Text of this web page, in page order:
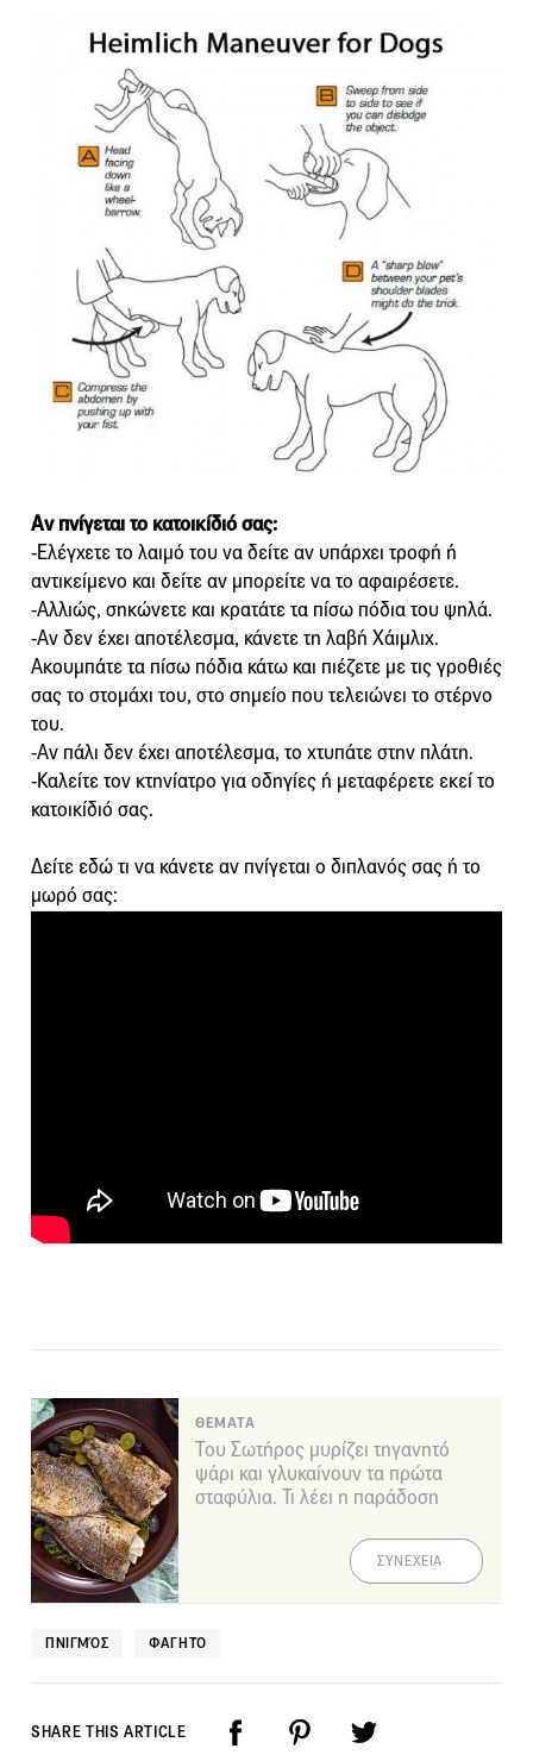
Αν πνίγεται το κατοικίδιό σας:
-Ελέγχετε το λαιμό του να δείτε αν υπάρχει τροφή ή
αντικείμενο και δείτε αν μπορείτε να το αφαιρέσετε.
-Αλλιώς, σηκώνετε και κρατάτε τα πίσω πόδια του ψηλά.
-Αν δεν έχει αποτέλεσμα, κάνετε τη λαβή Χάιμλιχ.
Ακουμπάτε τα πίσω πόδια κάτω και πιέζετε με τις γροθιές
σας το στομάχι του, στο σημείο που τελειώνει το στέρνο
του.
-Αν πάλι δεν έχει αποτέλεσμα, το χτυπάτε στην πλάτη.
-Καλείτε τον κτηνίατρο για οδηγίες ή μεταφέρετε εκεί το
κατοικίδιό σας.
Δείτε εδώ τι να κάνετε αν πνίγεται ο διπλανός σας ή το
μωρό σας:
ΘΕΜΑΤΑ
Του Σωτήρος μυρίζει τηγανητό
ψάρι και γλυκαίνουν τα πρώτα
σταφύλια. Τι λέει η παράδοση
ΣΥΝΕΧΕΙΑ
ΠΝΙΓΜΌΣ ΦΑΓΗΤΌ
SHARE THIS ARTICLE